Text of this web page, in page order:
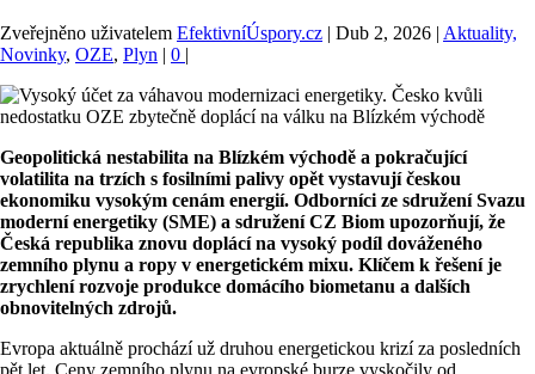
Zveřejněno uživatelem EfektivníÚspory.cz | Dub 2, 2026 | Aktuality,
Novinky, OZE, Plyn | 0 |
Geopolitická nestabilita na Blízkém východě a pokračující
volatilita na trzích s fosilními palivy opět vystavují českou
ekonomiku vysokým cenám energií. Odborníci ze sdružení Svazu
moderní energetiky (SME) a sdružení CZ Biom upozorňují, že
Česká republika znovu doplácí na vysoký podíl dováženého
zemního plynu a ropy v energetickém mixu. Klíčem k řešení je
zrychlení rozvoje produkce domácího biometanu a dalších
obnovitelných zdrojů.
Evropa aktuálně prochází už druhou energetickou krizí za posledních